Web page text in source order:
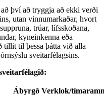
því að tryggja að ekki verði
utan vinnumarkaðar, hvort
trúar, lífsskoðana,
kyneinkenna eða
tillit til þessa þátta við alla
sveitarfélagsins.
Ábyrgð Verklok/